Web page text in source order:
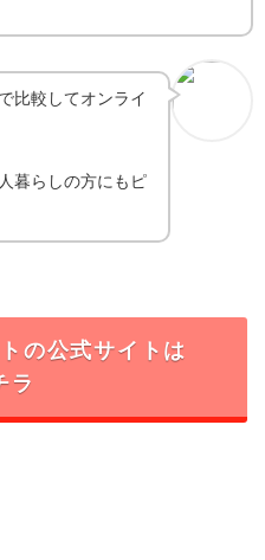
比較してオンライ
暮らしの方にもピ
の公式サイトは
ラ